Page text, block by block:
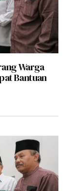
Warga
Bantuan